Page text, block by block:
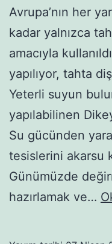
Avrupa’nın her
kadar yalnızca
amacıyla
yapılıyor, tahta
Yeterli suyun
yapılabilinen
Su gücünden
tesislerini akarsu
Günümüzde
hazırlamak ve…